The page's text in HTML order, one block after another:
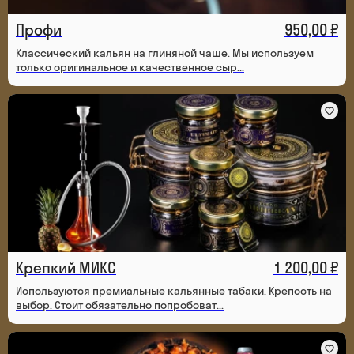
Профи 950,00 ₽
Классический кальян на глиняной чаше. Мы используем
только оригинальное и качественное сыр...
Крепкий МИКС 1 200,00 ₽
Используются премиальные кальянные табаки. Крепость на
выбор. Стоит обязательно попробоват...